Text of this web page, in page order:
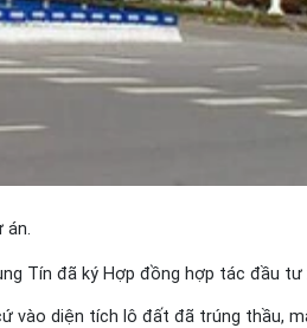
án.
Tín đã ký Hợp đồng hợp tác đầu
vào diện tích lô đất đã trúng thầu,